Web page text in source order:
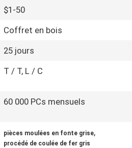
$1-50
Coffret en bois
25 jours
T / T, L / C
60 000 PCs mensuels
pièces moulées en fonte grise,
procédé de coulée de fer gris